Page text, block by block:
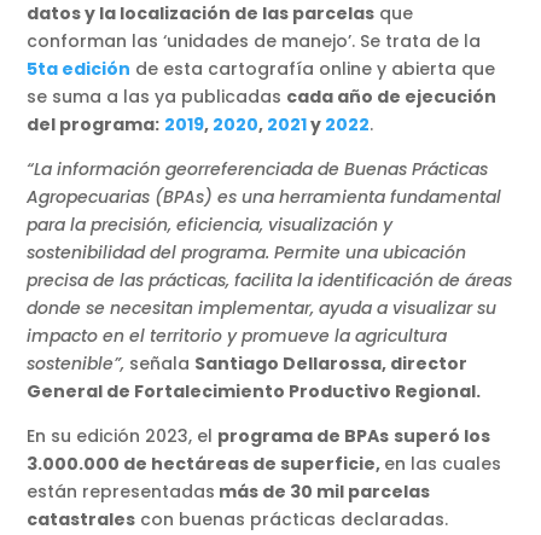
datos y la localización de las parcelas que
conforman las ‘unidades de manejo’. Se trata de la
5ta edición de esta cartografía online y abierta que
se suma a las ya publicadas cada año de ejecución
del programa: 2019, 2020, 2021y 2022.
“La información georreferenciada de Buenas Prácticas
Agropecuarias (BPAs) es una herramienta fundamental
para la precisión, eficiencia, visualización y
sostenibilidad del programa. Permite una ubicación
precisa de las prácticas, facilita la identificación de áreas
donde se necesitan implementar, ayuda a visualizar su
impacto en el territorio y promueve la agricultura
sostenible”, señala Santiago Dellarossa, director
General de Fortalecimiento Productivo Regional.
En su edición 2023, el programa de BPAs superó los
3.000.000 de hectáreas de superficie, en las cuales
están representadas más de 30 mil parcelas
catastrales con buenas prácticas declaradas.